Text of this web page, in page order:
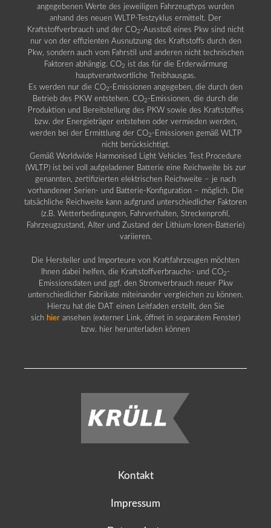
angegebenen Werte des jeweiligen Fahrzeugtyps wurden
anhand des neuen WLTP-Testzyklus ermittelt. Der
Kraftstoffverbrauch und der CO2 -Ausstoß eines Pkw sind nicht
nur von der effizienten Ausnutzung des Kraftstoffs durch den
Pkw, sondern auch vom Fahrstil und anderen nicht technischen
Faktoren abhängig. CO2 ist das für die Erderwärmung
hauptverantwortliche Treibhausgas.
Es werden nur die CO2 -Emissionen angegeben, die durch den
Betrieb des PKW entstehen. CO2 -Emissionen, die durch die
Produktion und Bereitstellung des PKW sowie des Kraftstoffes
bzw. der Energieträger entstehen oder vermieden werden,
werden bei der Ermittlung der CO2 -Emissionen gemäß WLTP
nicht berücksichtigt.
Gemäß Worldwide Harmonised Light Vehicles Test Procedure
(WLTP) ist bei voll aufgeladener Batterie eine Reichweite bis zur
genannten, zertifizierten elektrischen Reichweite – je nach
vorhandener Serien- und Batterie-Konfiguration – möglich. Die
tatsächliche Reichweite kann aufgrund unterschiedlicher Faktoren
(z.B. Wetterbedingungen, Fahrverhalten, Streckenprofil,
Fahrzeugzustand, Alter und Zustand der Lithium-Ionen-Batterie)
variieren.
Die Hersteller und Importeure von Kraftfahrzeugen möchten
Ihnen dabei helfen, die Kraftstoffverbrauchs- und CO2 -
Emissionsdaten und ggf. den Stromverbrauch neuer Pkw
unterschiedlicher Fabrikate miteinander vergleichen zu können.
Hierzu hat die DAT einen Leitfaden erstellt, den Sie
sich hier ansehen (externer Link, öffnet in separatem Fenster)
bzw. hier herunterladen können
Kontakt
Impressum